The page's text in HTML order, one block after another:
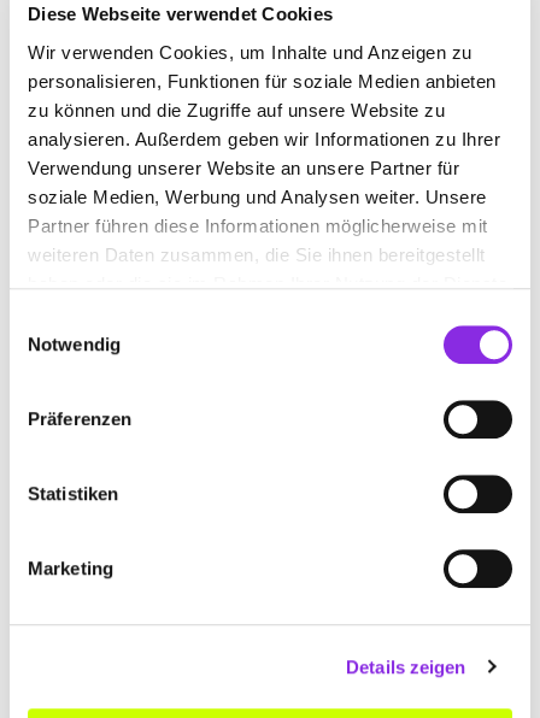
Diese Webseite verwendet Cookies
Wir verwenden Cookies, um Inhalte und Anzeigen zu
personalisieren, Funktionen für soziale Medien anbieten
zu können und die Zugriffe auf unsere Website zu
analysieren. Außerdem geben wir Informationen zu Ihrer
Verwendung unserer Website an unsere Partner für
soziale Medien, Werbung und Analysen weiter. Unsere
Partner führen diese Informationen möglicherweise mit
weiteren Daten zusammen, die Sie ihnen bereitgestellt
Notwendig
Präferenzen
Statistiken
Marketing
Details zeigen
Auto & Verkehr, Sport & Freizeit
ENTDECKE DEIN PERFEKTES KINO IN OB…
Nicht jedes Kino passt zu einem. Sie unterscheiden sich nicht nur
in ihrer Größe und technischen Ausstattung, sondern auch in